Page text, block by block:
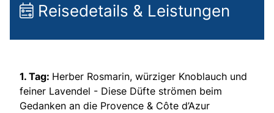
Reisedetails & Leistungen
1. Tag: Herber Rosmarin, würziger Knoblauch und
feiner Lavendel - Diese Düfte strömen beim
Gedanken an die Provence & Côte d’Azur